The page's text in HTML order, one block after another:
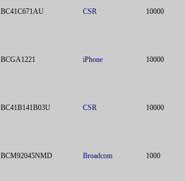
BC41C671AU CSR 10000
BCGA1221 iPhone 10000
BC41B141B03U CSR 10000
BCM92045NMD Broadcom 1000